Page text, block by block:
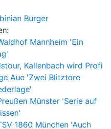
Burger
Mannheim 'Ein
Kallenbach wird Profi
Aue 'Zwei Blitztore
Münster 'Serie auf
1860 München 'Auch